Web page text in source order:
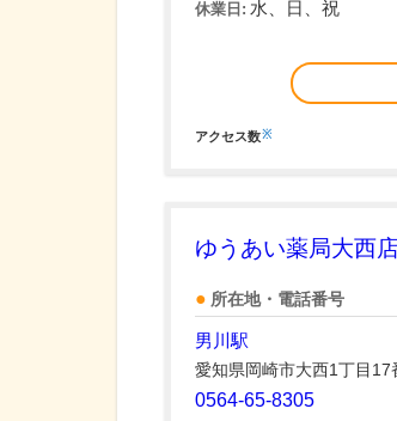
休業日: 水、日、祝
アクセス数※
ゆうあい薬局大西
所在地・電話番号
男川駅
愛知県岡崎市大西1丁目17
0564-65-8305